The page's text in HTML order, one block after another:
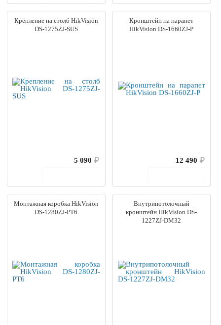
Крепление на столб HikVision
DS-1275ZJ-SUS
5 090 ₽
Кронштейн на парапет
HikVision DS-1660ZJ-P
12 490 ₽
Монтажная коробка HikVision
DS-1280ZJ-PT6
Внутрипотолочный
кронштейн HikVision DS-
1227ZJ-DM32